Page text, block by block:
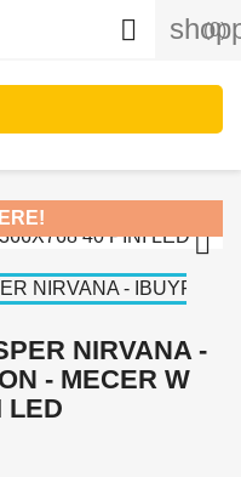
(0)


NIRVANA -
- MECER W
LED